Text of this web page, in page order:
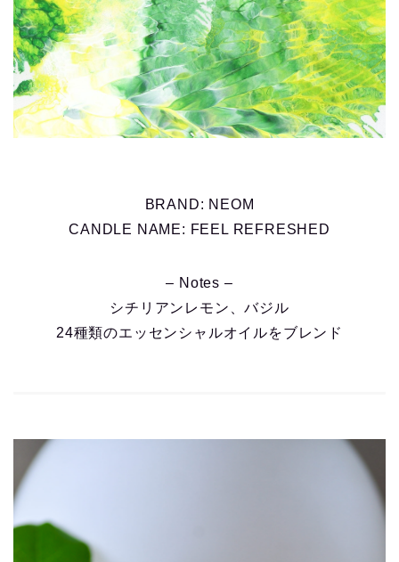
BRAND: NEOM
CANDLE NAME: FEEL REFRESHED
– Notes –
シチリアンレモン、バジル
24種類のエッセンシャルオイルをブレンド